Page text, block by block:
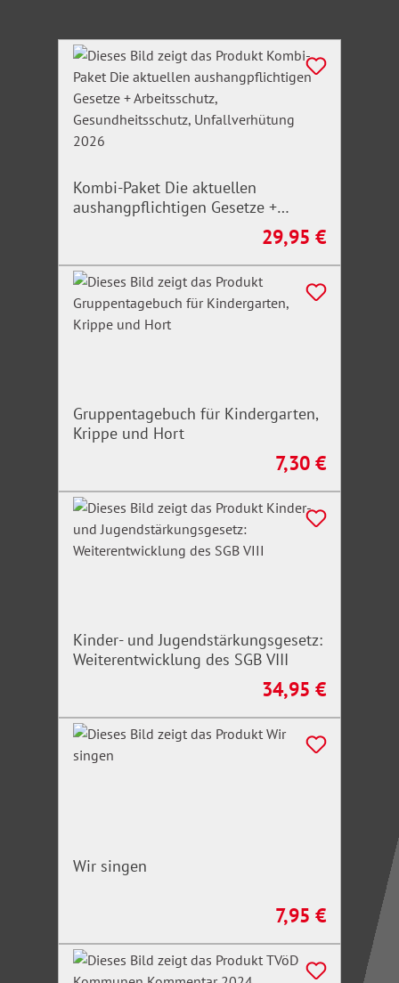
Produktgalerie überspringen
Kombi-Paket Die aktuellen
aushangpflichtigen Gesetze +
Arbeitsschutz, Gesundheitsschutz,
Regulärer Preis:
29,95 €
Gruppentagebuch für Kindergarten,
Krippe und Hort
Regulärer Preis:
7,30 €
Kinder- und Jugendstärkungsgesetz:
Weiterentwicklung des SGB VIII
Regulärer Preis:
34,95 €
Wir singen
Regulärer Preis:
7,95 €